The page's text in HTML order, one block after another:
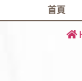
首頁